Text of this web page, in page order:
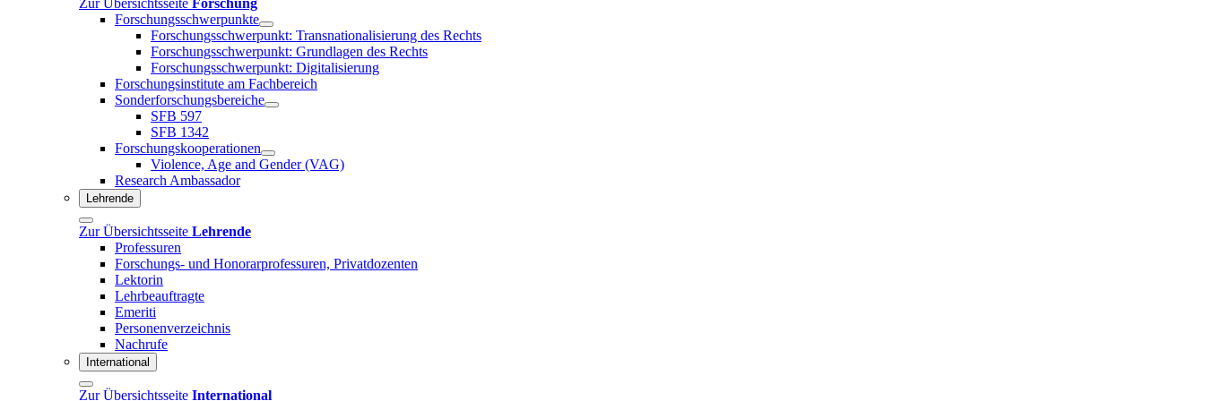
Forschungsschwerpunkte
Forschungsschwerpunkt: Transnationalisierung des Rechts
Forschungsschwerpunkt: Grundlagen des Rechts
Forschungsschwerpunkt: Digitalisierung
Forschungsinstitute am Fachbereich
Sonderforschungsbereiche
SFB 597
SFB 1342
Forschungskooperationen
Violence, Age and Gender (VAG)
Research Ambassador
Lehrende
Zur Übersichtsseite Lehrende
Professuren
Forschungs- und Honorarprofessuren, Privatdozenten
Lektorin
Lehrbeauftragte
Emeriti
Personenverzeichnis
Nachrufe
International
Zur Übersichtsseite International